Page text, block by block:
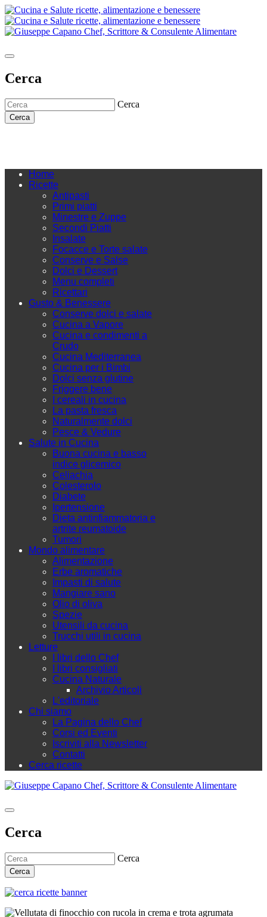
Cerca
Cerca
Cerca
Home
Ricette
Antipasti
Primi piatti
Minestre e Zuppe
Secondi Piatti
Insalate
Focacce e Torte salate
Conserve e Salse
Dolci e Dessert
Menu completi
Ricettari
Gusto & Benessere
Conserve dolci e salate
Cucina a Vapore
Cucina e condimenti a
Crudo
Cucina Mediterranea
Cucina per i Bimbi
Dolci senza glutine
Friggere bene
I cereali in cucina
La pasta fresca
Naturalmente dolci
Pesce & Vedure
Salute in Cucina
Buona cucina e basso
indice glicemico
Celiachia
Colesterolo
Diabete
Ipertensione
Dieta antinfiammatoria e
artrite reumatoide
Tumori
Mondo alimentare
Alimentazione
Erbe aromatiche
Impasti di salute
Mangiare sano
Olio di oliva
Spezie
Utensili da cucina
Trucchi utili in cucina
Letture
I libri dello Chef
I libri consigliati
Cucina Naturale
Archivio Articoli
L'editoriale
Chi siamo
La Pagina dello Chef
Corsi ed Eventi
Iscriviti alla Newsletter
Contatti
Cerca ricette
Cerca
Cerca
Cerca